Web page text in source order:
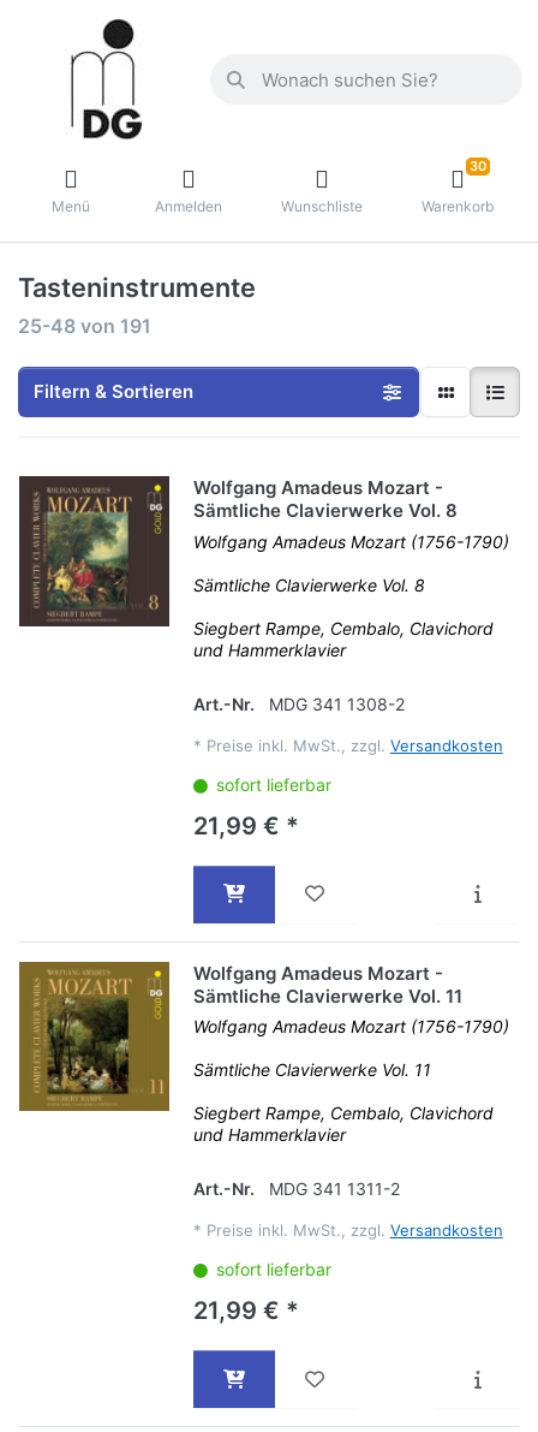
Menü Anmelden Wunschliste
30
Warenkorb
Tasteninstrumente
25-48 von 191
Filtern & Sortieren
Wolfgang Amadeus Mozart -
Sämtliche Clavierwerke Vol. 8
Wolfgang Amadeus Mozart (1756-1790)
Sämtliche Clavierwerke Vol. 8
Siegbert Rampe, Cembalo, Clavichord
und Hammerklavier
Art.-Nr. MDG 341 1308-2
* Preise inkl. MwSt., zzgl. Versandkosten
sofort lieferbar
21,99 € *
Wolfgang Amadeus Mozart -
Sämtliche Clavierwerke Vol. 11
Wolfgang Amadeus Mozart (1756-1790)
Sämtliche Clavierwerke Vol. 11
Siegbert Rampe, Cembalo, Clavichord
und Hammerklavier
Art.-Nr. MDG 341 1311-2
* Preise inkl. MwSt., zzgl. Versandkosten
sofort lieferbar
21,99 € *